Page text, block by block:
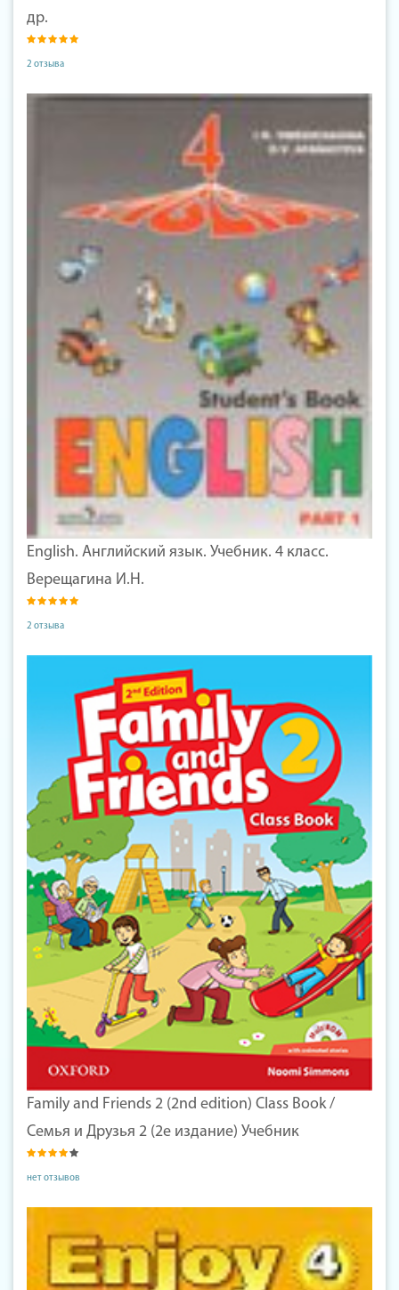
др.
2 отзыва
English. Английский язык. Учебник. 4 класс.
Верещагина И.Н.
2 отзыва
Family and Friends 2 (2nd edition) Class Book /
Семья и Друзья 2 (2е издание) Учебник
нет отзывов